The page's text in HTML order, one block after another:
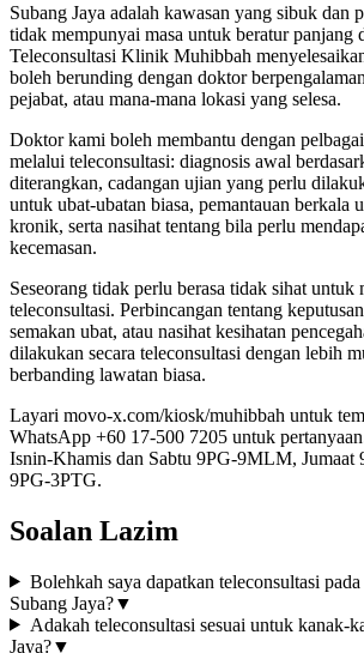
Subang Jaya adalah kawasan yang sibuk dan
tidak mempunyai masa untuk beratur panjang
Teleconsultasi Klinik Muhibbah
boleh berunding dengan doktor
pejabat, atau mana-mana lokasi yang selesa.
Doktor kami boleh membantu dengan
melalui teleconsultasi: diagnosis awal
diterangkan, cadangan ujian yang perlu
untuk ubat-ubatan biasa, pemantauan berkala
kronik, serta nasihat tentang bila perlu
kecemasan.
Seseorang tidak perlu berasa tidak sihat untuk
teleconsultasi. Perbincangan tentang
semakan ubat, atau nasihat kesihatan
dilakukan secara teleconsultasi dengan lebih
berbanding lawatan biasa.
Layari movo-x.com/kiosk/muhibbah untuk
WhatsApp +60 17-500 7205 untuk
Isnin-Khamis dan Sabtu 9PG-9MLM, Jumaat
9PG-3PTG.
Soalan Lazim
Bolehkah saya dapatkan teleconsultasi
Subang Jaya?▼
Adakah teleconsultasi sesuai untuk kanak-
Jaya?▼